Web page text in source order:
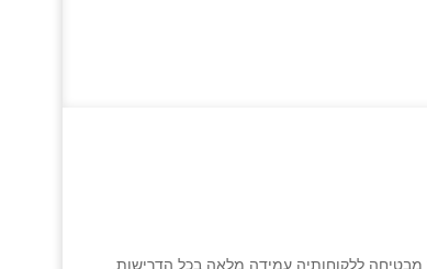
מבטיחה ללקוחותיה עמידה מלאה בכל הדרישות,